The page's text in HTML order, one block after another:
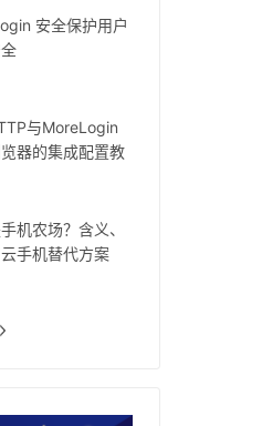
安全保护用户
与MoreLogin
器的集成配置教
机农场？含义、
手机替代方案